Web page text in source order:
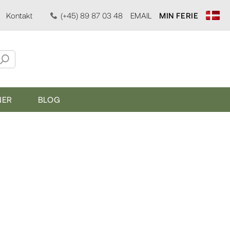
Kontakt (+45) 89 87 03 48 EMAIL MIN FERIE
BLOG